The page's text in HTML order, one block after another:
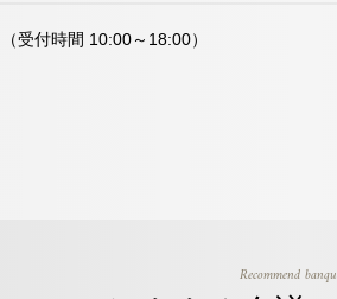
（受付時間 10:00～18:00）
Recommend